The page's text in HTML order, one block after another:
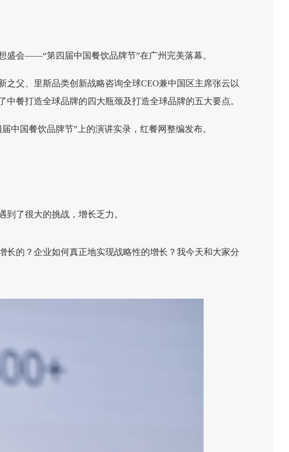
盛会——“第四届中国餐饮品牌节”在广州完美落幕。
父、里斯品类创新战略咨询全球CEO兼中国区主席张云以
餐打造全球品牌的四大瓶颈及打造全球品牌的五大要点。
中国餐饮品牌节”上的演讲实录，红餐网整编发布。
了很大的挑战，增长乏力。
的？企业如何真正地实现战略性的增长？我今天和大家分